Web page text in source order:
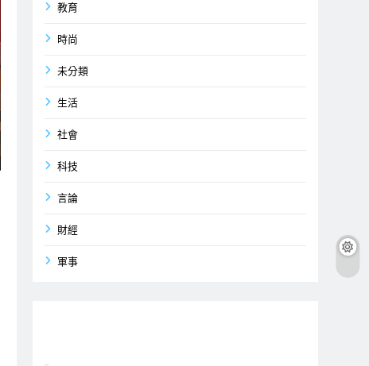
教育
時尚
未分類
生活
社會
科技
言論
財經
軍事